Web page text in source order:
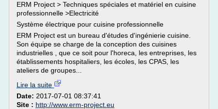
ERM Project > Techniques spéciales et matériel en cuisine
professionnelle >Electricité
Système électrique pour cuisine professionnelle
ERM Project est un bureau d'études d'ingénierie cuisine.
Son équipe se charge de la conception des cuisines
industrielles , que ce soit pour l'horeca, les entreprises, les
établissements hospitaliers, les écoles, les CPAS, les
ateliers de groupes...
Lire la suite
Date: 2017-07-01 08:37:41
Site : http://www.erm-project.eu